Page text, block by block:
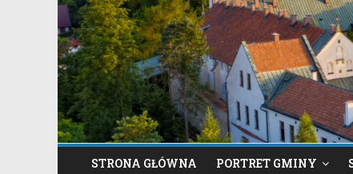
samorządowy
Gminy
Stary
Sącz
STRONA GŁÓWNA PORTRET GMINY